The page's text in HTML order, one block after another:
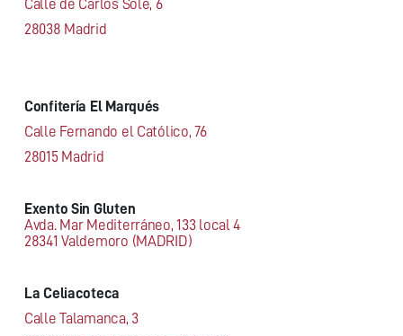
Calle de Carlos Solé, 6
28038 Madrid
Confitería El Marqués
Calle Fernando el Católico, 76
28015 Madrid
Exento Sin Gluten
Avda. Mar Mediterráneo, 133 local 4
28341 Valdemoro (MADRID)
La Celiacoteca
Calle Talamanca, 3